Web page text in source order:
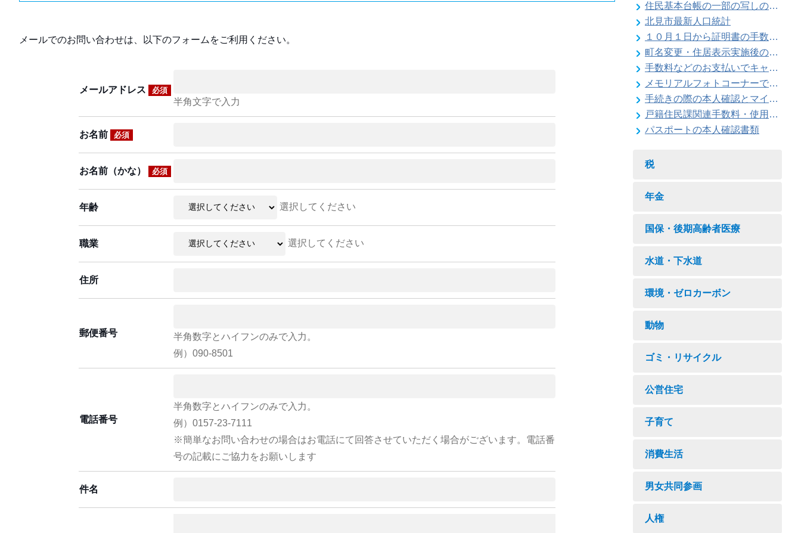
メールでのお問い合わせは、以下のフォームをご利用ください。
メールアドレス 必須
半角文字で入力
お名前 必須
お名前（かな） 必須
年齢 選択してください
職業 選択してください
住所
郵便番号
半角数字とハイフンのみで入力。
例）090-8501
電話番号
半角数字とハイフンのみで入力。
例）0157-23-7111
※簡単なお問い合わせの場合はお電話にて回答させていただく場合がございます。電話番
号の記載にご協力をお願いします
件名
住民基本台帳の一部の写しの閲覧状況
北見市最新人口統計
１０月１日から証明書の手数料が変わります
町名変更・住居表示実施後の住所変更
手数料などのお支払いでキャッシュレス決済が利用できます
メモリアルフォトコーナーで記念撮影はいかがですか
手続きの際の本人確認とマイナンバーの確認にご協力ください
戸籍住民課関連手数料・使用料一覧
パスポートの本人確認書類
税
年金
国保・後期高齢者医療
水道・下水道
環境・ゼロカーボン
動物
ゴミ・リサイクル
公営住宅
子育て
消費生活
男女共同参画
人権